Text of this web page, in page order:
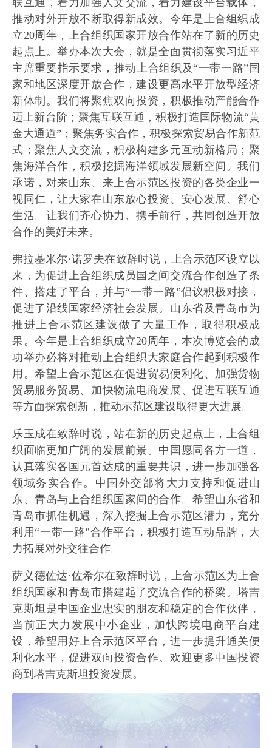
推动对外开放不断取得新成效。今年是上合组织成
立20周年，上合组织国家开放合作站在了新的历史
起点上。举办本次大会，就是全面贯彻落实习近平
主席重要指示要求，推动上合组织及“一带一路”国
家和地区深度开放合作，建设更高水平开放型经济
新体制。我们将聚焦双向投资，积极推动产能合作
迈上新台阶；聚焦互联互通，积极打造国际物流“黄
金大通道”；聚焦务实合作，积极探索贸易合作新范
式；聚焦人文交流，积极构建多元互动新格局；聚
焦海洋合作，积极挖掘海洋领域发展新空间。我们
承诺，对来山东、来上合示范区投资的各类企业一
视同仁，让大家在山东放心投资、安心发展、舒心
生活。让我们齐心协力、携手前行，共同创造开放
合作的美好未来。
弗拉基米尔·诺罗夫在致辞时说，上合示范区设立以
来，为促进上合组织成员国之间交流合作创造了条
件、搭建了平台，并与“一带一路”倡议积极对接，
促进了沿线国家经济社会发展。山东省及青岛市为
推进上合示范区建设做了大量工作，取得积极成
果。今年是上合组织成立20周年，本次博览会的成
功举办必将对推动上合组织大家庭合作起到积极作
用。希望上合示范区在促进贸易便利化、加强货物
贸易服务贸易、加快物流电商发展、促进互联互通
等方面探索创新，推动示范区建设取得更大进展。
乐玉成在致辞时说，站在新的历史起点上，上合组
织面临更加广阔的发展前景。中国愿同各方一道，
认真落实各国元首达成的重要共识，进一步加强各
领域务实合作。中国外交部将大力支持和促进山
东、青岛与上合组织国家间的合作。希望山东省和
青岛市抓住机遇，深入挖掘上合示范区潜力，充分
利用“一带一路”合作平台，积极打造互动品牌，大
力拓展对外交往合作。
萨义德佐达·佐希尔在致辞时说，上合示范区为上合
组织国家和青岛市搭建起了交流合作的桥梁。塔吉
克斯坦是中国企业忠实的朋友和稳定的合作伙伴，
当前正大力发展中小企业，加快跨境电商平台建
设，希望用好上合示范区平台，进一步提升通关便
利化水平，促进双向投资合作。欢迎更多中国投资
商到塔吉克斯坦投资发展。